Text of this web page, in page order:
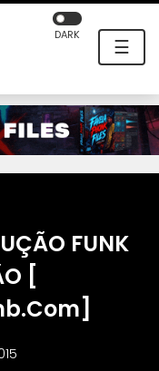
☰
DARK
FUNK
[